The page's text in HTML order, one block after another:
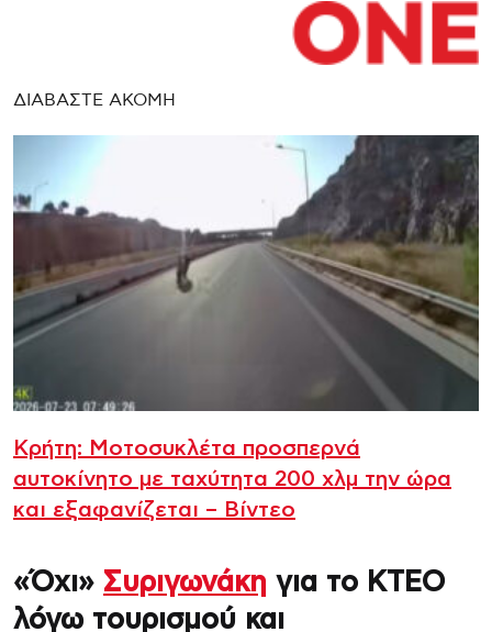
ΔΙΑΒΑΣΤΕ ΑΚΟΜΗ
Κρήτη: Μοτοσυκλέτα προσπερνά
αυτοκίνητο με ταχύτητα 200 χλμ την ώρα
και εξαφανίζεται – Βίντεο
«Όχι» Συριγωνάκη για το ΚΤΕΟ
λόγω τουρισμού και